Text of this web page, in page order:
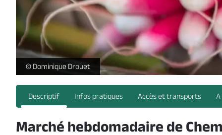
marche-terroir-produits-frais-locaux-legumes-radis-
© Dominique Drouet
Descriptif Infos pratiques Accès et transports
Marché hebdomadaire de